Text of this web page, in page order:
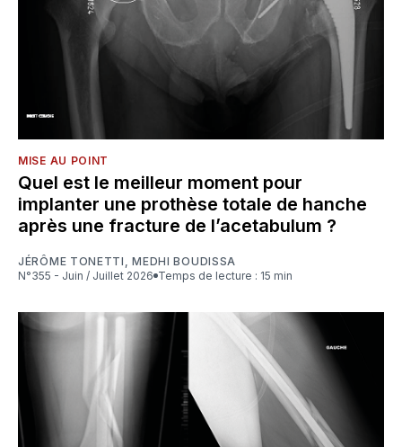
MISE AU POINT
Quel est le meilleur moment pour
implanter une prothèse totale de hanche
après une fracture de l’acetabulum ?
JÉRÔME TONETTI ,MEDHI BOUDISSA
N°355 - Juin / Juillet 2026
Temps de lecture : 15 min